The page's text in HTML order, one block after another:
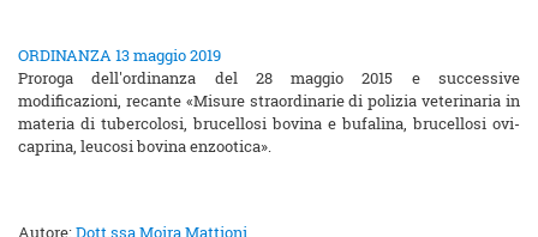
ORDINANZA 13 maggio 2019
Proroga dell'ordinanza del 28 maggio 2015 e successive
modificazioni, recante «Misure straordinarie di polizia veterinaria in
materia di tubercolosi, brucellosi bovina e bufalina, brucellosi ovi-
caprina, leucosi bovina enzootica».
Autore:Dott.ssa Moira Mattioni